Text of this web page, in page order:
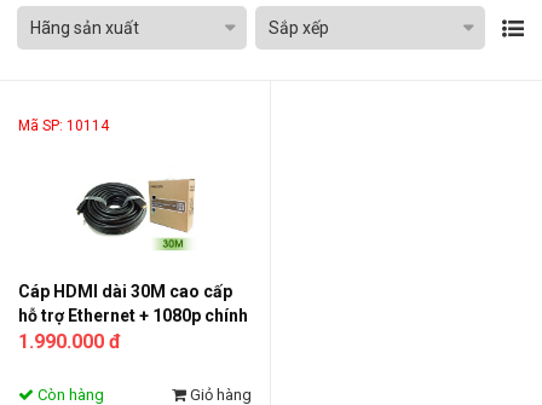
Hãng sản xuất Sắp xếp
Mã SP: 10114
Cáp HDMI dài 30M cao cấp
hỗ trợ Ethernet + 1080p chính
hãng Ugreen 10114
1.990.000 đ
Còn hàng Giỏ hàng